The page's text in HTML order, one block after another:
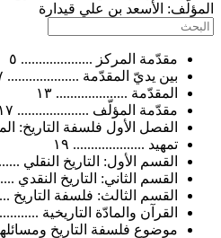
الأسعد بن علي قيدارة
مقدّمة المركز .................... ٥
بين يديّ المقدّمة .................... ٧
المقدّمة .................... ١٣
مقدّمة المؤلّف .................... ١٧
الفصل الأول فلسفة التاريخ: المفهوم
تمهيد .................... ١٩
القسم الأول: التاريخ النقلي
القسم الثاني: التاريخ النقدي
القسم الثالث: فلسفة التاريخ
القرآن والمادّة التاريخية .................... ٢٣
موضوع فلسفة التاريخ ومسائلها